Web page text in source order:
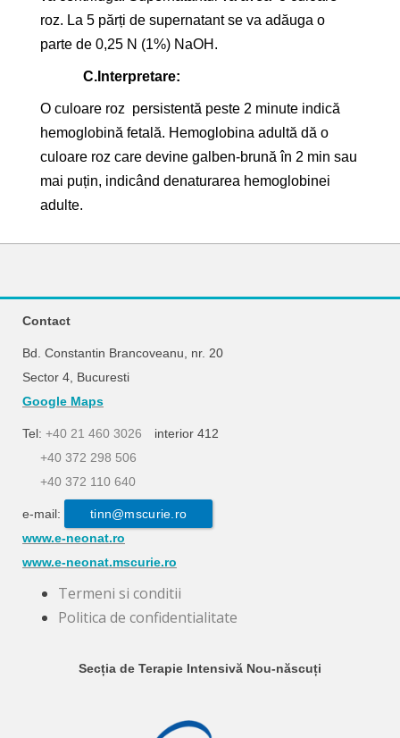
roz. La 5 părți de supernatant se va adăuga o
parte de 0,25 N (1%) NaOH.
C. Interpretare:
O culoare roz persistentă peste 2 minute indică
hemoglobină fetală. Hemoglobina adultă dă o
culoare roz care devine galben-brună în 2 min sau
mai puțin, indicând denaturarea hemoglobinei
adulte.
Contact
Bd. Constantin Brancoveanu, nr. 20
Sector 4, Bucuresti
Google Maps
Tel: +40 21 460 3026
interior 412
+40 372 298 506
+40 372 110 640
e-mail:
tinn@mscurie.ro
www.e-neonat.ro
www.e-neonat.mscurie.ro
Termeni si conditii
Politica de confidentialitate
Secția de Terapie Intensivă Nou-născuți